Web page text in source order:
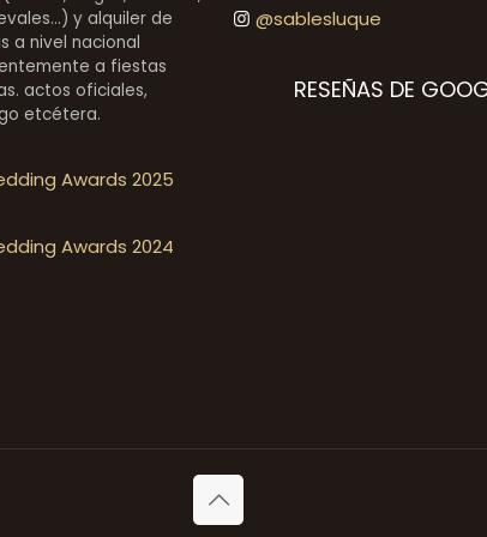
y alquiler de
a nivel nacional
a fiestas
actos oficiales,
etcétera.
@sablesluque
RESEÑAS DE